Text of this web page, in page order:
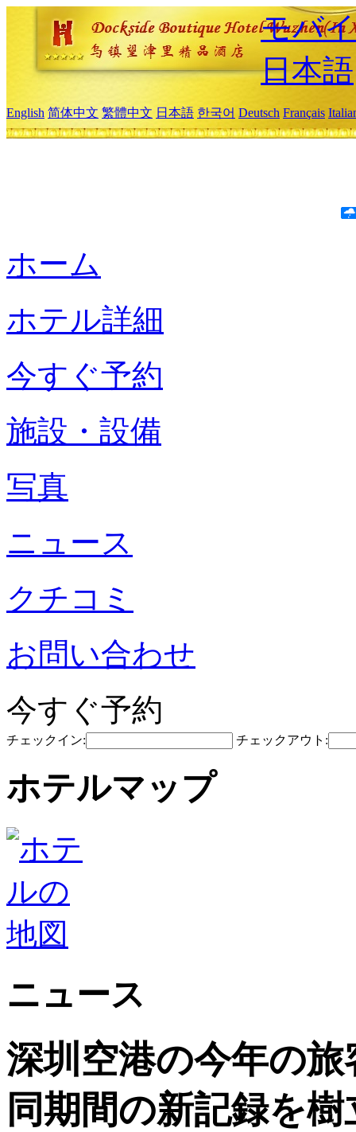
モバ
日本語
English 简体中文 繁體中文 日本語 한국어 Deutsch Français
ホーム
ホテル詳細
今すぐ予約
施設・設備
写真
ニュース
クチコミ
お問い合わせ
今すぐ予約
チェックイン: チェックアウト:
ホテルマップ
ニュース
深圳空港の今年の
同期間の新記録を